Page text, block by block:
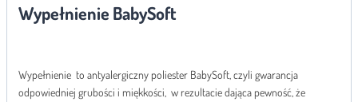
Wypełnienie BabySoft
Wypełnienie to antyalergiczny poliester BabySoft, czyli gwarancja
odpowiedniej grubości i miękkości, w rezultacie dająca pewność, że